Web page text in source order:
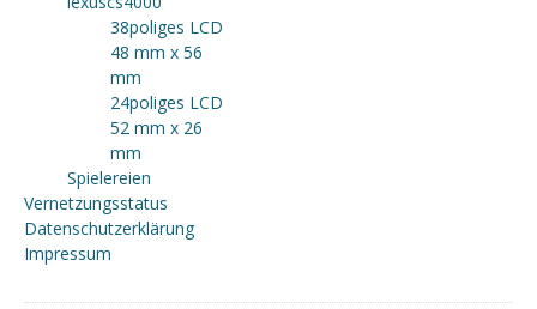
38poliges LCD
48 mm x 56
mm
24poliges LCD
52 mm x 26
mm
Spielereien
Vernetzungsstatus
Datenschutzerklärung
Impressum